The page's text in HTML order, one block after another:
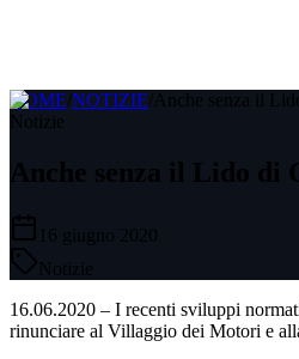
HOME NOTIZIE Anche senza il
Notizie
Anche senza il Lido di
16 giugno 2020
Notizie
16.06.2020 – I recenti sviluppi
rinunciare al Villaggio dei Motori e